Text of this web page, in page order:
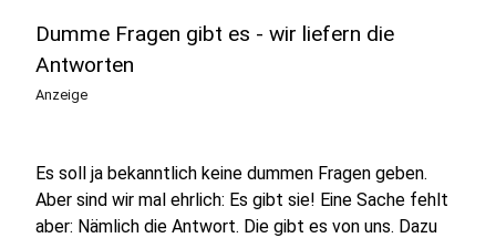
Dumme Fragen gibt es - wir liefern die
Antworten
Anzeige
Es soll ja bekanntlich keine dummen Fragen geben.
Aber sind wir mal ehrlich: Es gibt sie! Eine Sache fehlt
aber: Nämlich die Antwort. Die gibt es von uns. Dazu